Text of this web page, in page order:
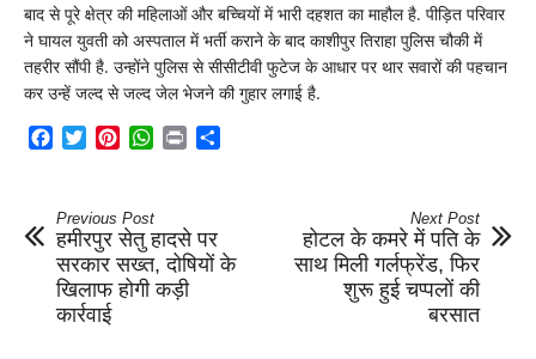
बाद से पूरे क्षेत्र की महिलाओं और बच्चियों में भारी दहशत का माहौल है. पीड़ित परिवार
ने घायल युवती को अस्पताल में भर्ती कराने के बाद काशीपुर तिराहा पुलिस चौकी में
तहरीर सौंपी है. उन्होंने पुलिस से सीसीटीवी फुटेज के आधार पर थार सवारों की पहचान
कर उन्हें जल्द से जल्द जेल भेजने की गुहार लगाई है.
Facebook
TwitterPinterestWhatsApp
Print
Previous Post
हमीरपुर सेतु हादसे पर
सरकार सख्त, दोषियों के
खिलाफ होगी कड़ी
कार्रवाई
Next Post
होटल के कमरे में पति के
साथ मिली गर्लफ्रेंड, फिर
शुरू हुई चप्पलों की
बरसात